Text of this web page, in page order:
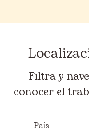
Filtra y
conocer el
País